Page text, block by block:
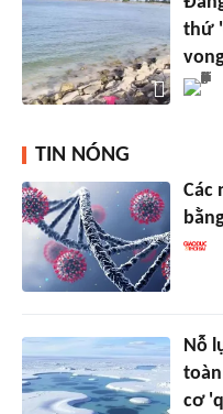
thứ
TIN NÓNG
Các
Nỗ
cơ